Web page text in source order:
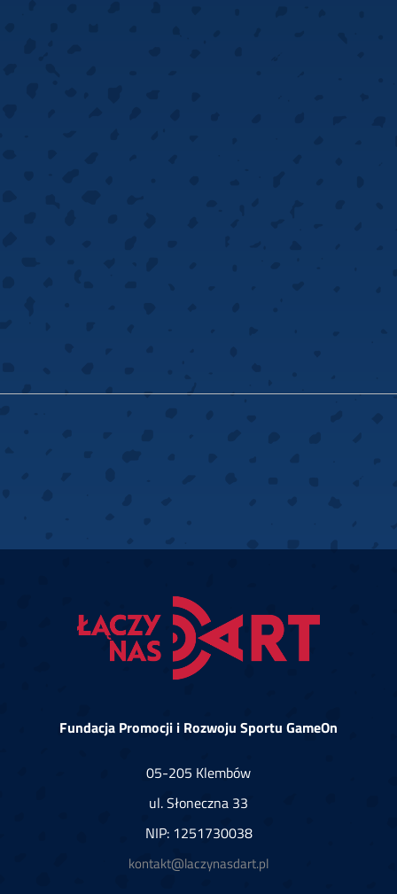
Fundacja Promocji i Rozwoju Sportu GameOn
05-205 Klembów
ul. Słoneczna 33
NIP: 1251730038
kontakt@laczynasdart.pl